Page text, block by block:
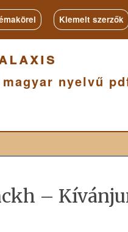
Kiemelt szerzők
nyelvű
–